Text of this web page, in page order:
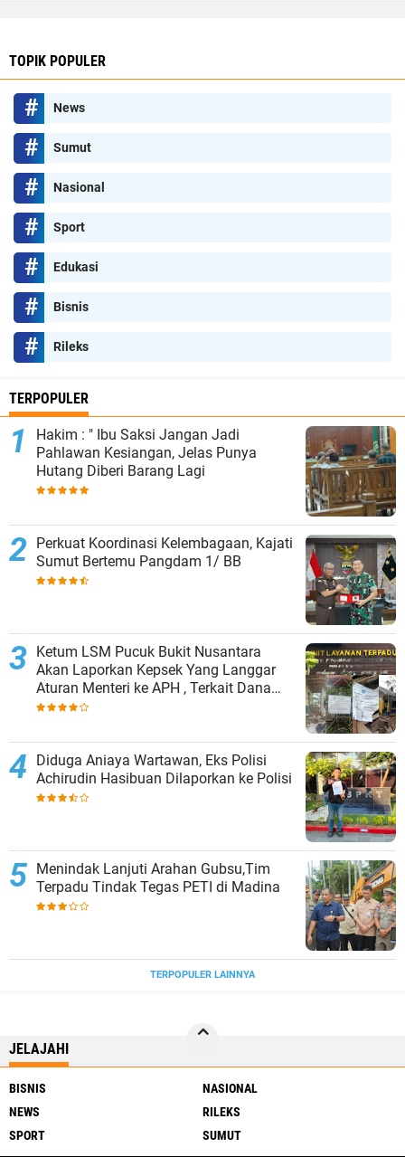
TOPIK POPULER
News
Sumut
Nasional
Sport
Edukasi
Bisnis
Rileks
TERPOPULER
Hakim : " Ibu Saksi Jangan Jadi
Pahlawan Kesiangan, Jelas Punya
Hutang Diberi Barang Lagi
Perkuat Koordinasi Kelembagaan, Kajati
Sumut Bertemu Pangdam 1/ BB
Ketum LSM Pucuk Bukit Nusantara
Akan Laporkan Kepsek Yang Langgar
Aturan Menteri ke APH , Terkait Dana
Revitalisasi Sekolah
Diduga Aniaya Wartawan, Eks Polisi
Achirudin Hasibuan Dilaporkan ke Polisi
Menindak Lanjuti Arahan Gubsu,Tim
Terpadu Tindak Tegas PETI di Madina
TERPOPULER LAINNYA
JELAJAHI
BISNIS
NASIONAL
NEWS
RILEKS
SPORT
SUMUT